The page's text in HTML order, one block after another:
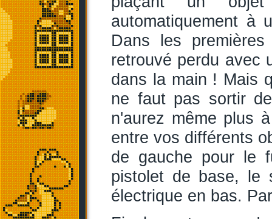
automatiquement à
Dans les
retrouvé perdu avec
dans la main ! Mais
ne faut pas sortir
n'aurez même plus
entre vos différents
de gauche pour le
pistolet de base, le
électrique en bas.